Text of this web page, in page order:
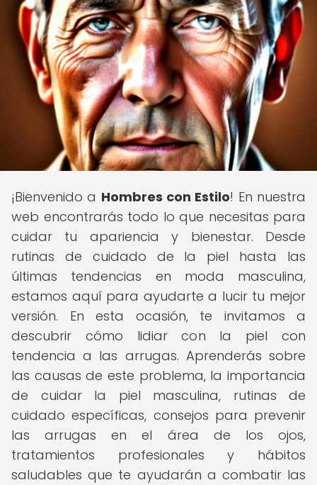
¡Bienvenido a Hombres con Estilo! En nuestra
web encontrarás todo lo que necesitas para
cuidar tu apariencia y bienestar. Desde
rutinas de cuidado de la piel hasta las
últimas tendencias en moda masculina,
estamos aquí para ayudarte a lucir tu mejor
versión. En esta ocasión, te invitamos a
descubrir cómo lidiar con la piel con
tendencia a las arrugas. Aprenderás sobre
las causas de este problema, la importancia
de cuidar la piel masculina, rutinas de
cuidado específicas, consejos para prevenir
las arrugas en el área de los ojos,
tratamientos profesionales y hábitos
saludables que te ayudarán a combatir las